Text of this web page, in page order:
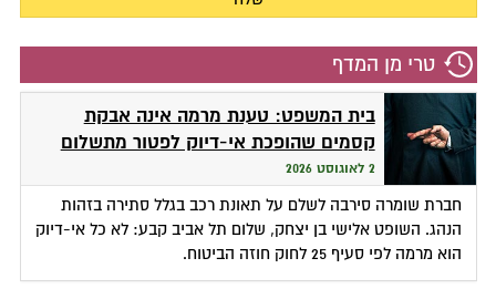
טרי מן המדף
בית המשפט: טענת מרמה אינה אבקת
קסמים שהופכת אי-דיוק לפטור מתשלום
2 לאוגוסט 2026
חברת שומרה סירבה לשלם על תאונת רכב בגלל סתירה בזהות
הנהג. השופט אלישי בן יצחק, שלום תל אביב קבע: לא כל אי-דיוק
הוא מרמה לפי סעיף 25 לחוק חוזה הביטוח.